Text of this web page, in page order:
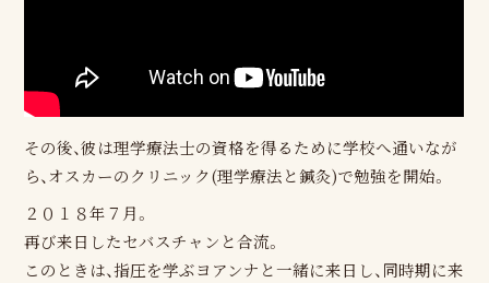
その後、彼は理学療法士の資格を得るために学校へ通いなが
ら、オスカーのクリニック(理学療法と鍼灸)で勉強を開始。
２０１８年７月。
再び来日したセバスチャンと合流。
このときは、指圧を学ぶヨアンナと一緒に来日し、同時期に来